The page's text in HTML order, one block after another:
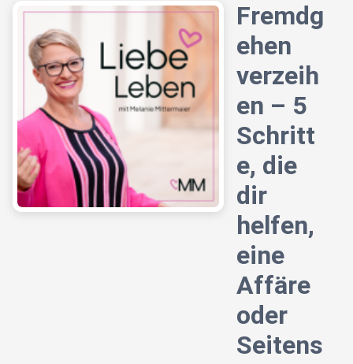
Fremdg
ehen
verzeih
en – 5
Schritt
e, die
dir
helfen,
eine
Affäre
oder
Seitens